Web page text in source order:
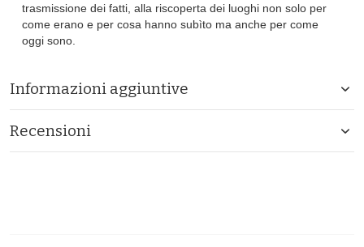
trasmissione dei fatti, alla riscoperta dei luoghi non solo per
come erano e per cosa hanno subìto ma anche per come
oggi sono.
Informazioni aggiuntive
Recensioni